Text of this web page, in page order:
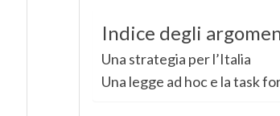
Indice degli
Una strategia per l’Italia
Una legge ad hoc e la task